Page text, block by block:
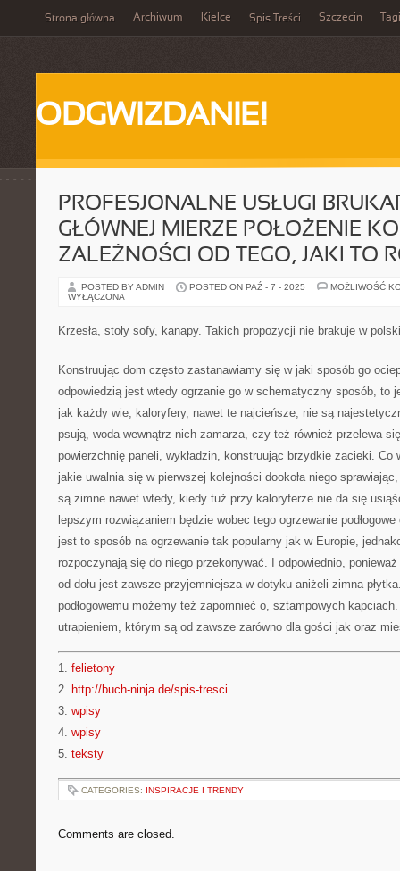
Strona główna Archiwum Kielce Spis Treści Szczecin Tagi
ODGWIZDANIE!
PROFESJONALNE USŁUGI
GŁÓWNEJ MIERZE POŁOŻENIE
ZALEŻNOŚCI OD TEGO, JAKI TO
POSTED BY ADMIN POSTED ON PAŹ - 7 - 2025
MOŻLIWOŚĆ
WYŁĄCZONA
Krzesła, stoły sofy, kanapy. Takich propozycji nie brakuje w
Konstruując dom często zastanawiamy się w jaki sposób go
odpowiedzią jest wtedy ogrzanie go w schematyczny sposób, to
jak każdy wie, kaloryfery, nawet te najcieńsze, nie są
psują, woda wewnątrz nich zamarza, czy też również przelewa
powierzchnię paneli, wykładzin, konstruując brzydkie zacieki. Co
jakie uwalnia się w pierwszej kolejności dookoła niego
są zimne nawet wtedy, kiedy tuż przy kaloryferze nie da się
lepszym rozwiązaniem będzie wobec tego ogrzewanie
jest to sposób na ogrzewanie tak popularny jak w Europie,
rozpoczynają się do niego przekonywać. I odpowiednio,
od dołu jest zawsze przyjemniejsza w dotyku aniżeli zimna
podłogowemu możemy też zapomnieć o, sztampowych
utrapieniem, którym są od zawsze zarówno dla gości jak oraz
1. felietony
2. http://buch-ninja.de/spis-tresci
3. wpisy
4. wpisy
5. teksty
CATEGORIES: INSPIRACJE I TRENDY
Comments are closed.